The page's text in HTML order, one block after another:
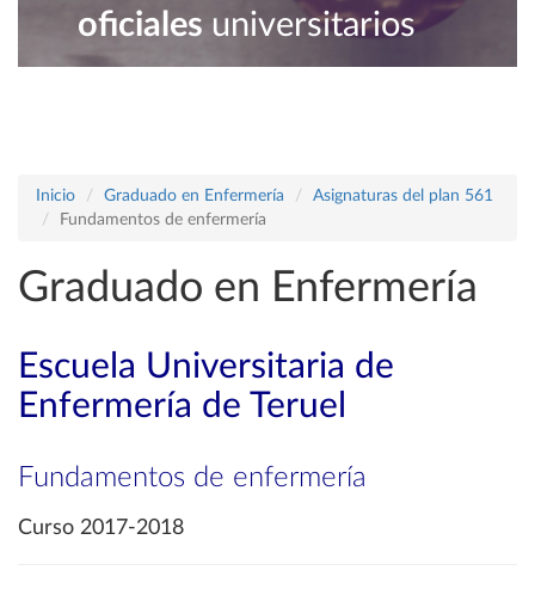
oficiales universitarios
Inicio Graduado en Enfermería
Asignaturas del plan 561
Fundamentos de enfermería
Graduado en Enfermería
Escuela Universitaria de
Enfermería de Teruel
Fundamentos de enfermería
Curso 2017-2018